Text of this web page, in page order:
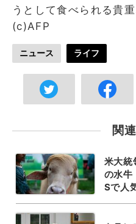
うとして食べられる貴
(c)AFP
ニュース ライフ
関
米大統
の水牛
Sで人